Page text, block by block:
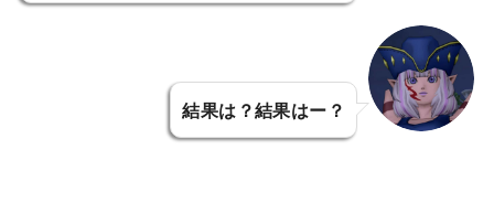
結果は？結果はー？